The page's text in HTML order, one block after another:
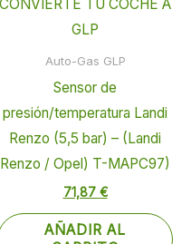
Auto-Gas GLP
Sensor de
presión/temperatura Landi
Renzo (5,5 bar) – (Landi
Renzo / Opel) T-MAPC97)
71,87 €
AÑADIR AL